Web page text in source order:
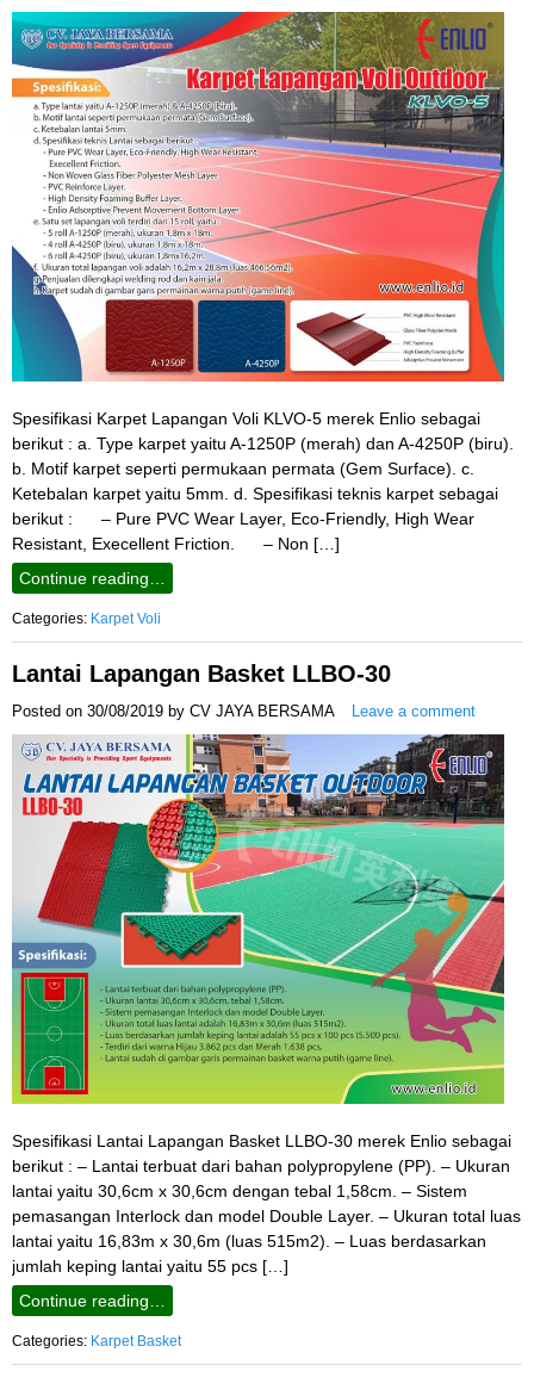
Spesifikasi Karpet Lapangan Voli KLVO-5 merek Enlio sebagai
berikut : a. Type karpet yaitu A-1250P (merah) dan A-4250P (biru).
b. Motif karpet seperti permukaan permata (Gem Surface). c.
Ketebalan karpet yaitu 5mm. d. Spesifikasi teknis karpet sebagai
berikut : – Pure PVC Wear Layer, Eco-Friendly, High Wear
Resistant, Execellent Friction. – Non […]
Continue reading…
Categories: Karpet Voli
Lantai Lapangan Basket LLBO-30
Posted on 30/08/2019 by CV JAYA BERSAMA Leave a comment
Spesifikasi Lantai Lapangan Basket LLBO-30 merek Enlio sebagai
berikut : – Lantai terbuat dari bahan polypropylene (PP). – Ukuran
lantai yaitu 30,6cm x 30,6cm dengan tebal 1,58cm. – Sistem
pemasangan Interlock dan model Double Layer. – Ukuran total luas
lantai yaitu 16,83m x 30,6m (luas 515m2). – Luas berdasarkan
jumlah keping lantai yaitu 55 pcs […]
Continue reading…
Categories: Karpet Basket